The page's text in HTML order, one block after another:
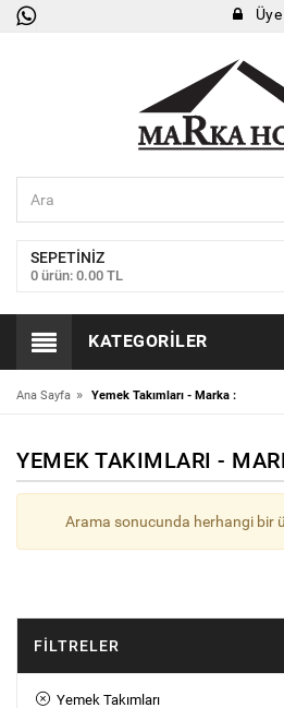
SEPETINIZ
0 ürün: 0.00 TL
KATEGORILER
Ana Sayfa » Yemek Takımları - Marka :
YEMEK TAKIMLARI -
Arama sonucunda herhangi bir
FILTRELER
Yemek Takımları